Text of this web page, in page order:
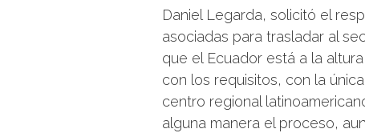
Daniel Legarda, solicitó el
asociadas para trasladar al
que el Ecuador está a la
con los requisitos, con la
centro regional
alguna manera el proceso,